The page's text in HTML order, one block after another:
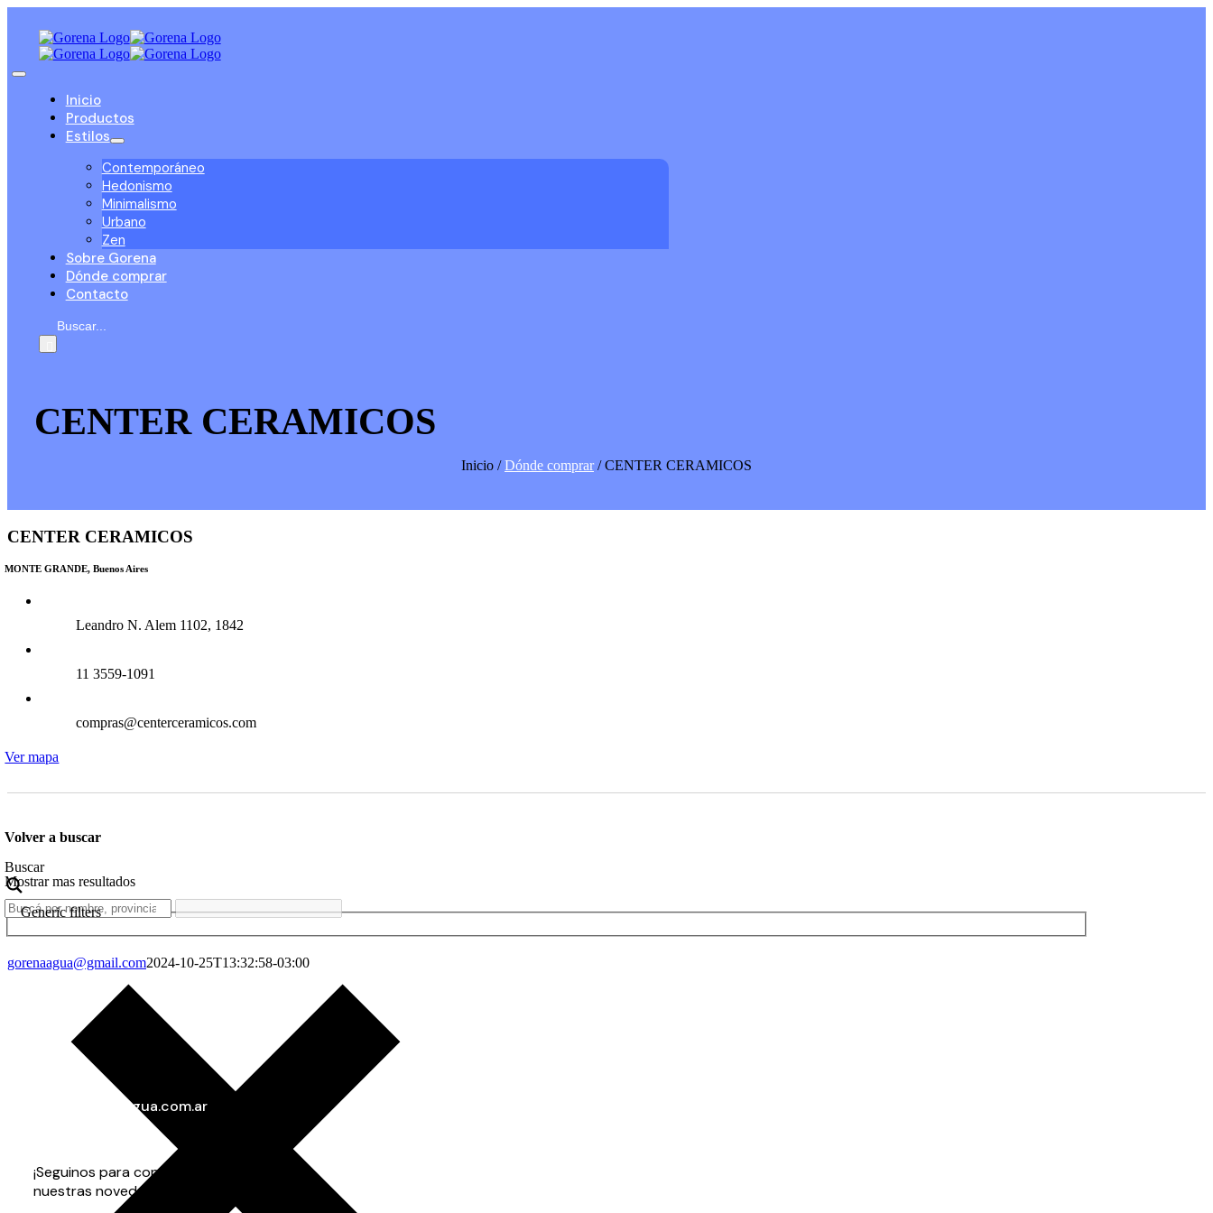
contenido
Toggle
NavigationInicio
Productos
Estilos
Contemporáneo
Hedonismo
Minimalismo
Urbano
Zen
Sobre Gorena
Dónde comprar
Contacto
Buscar:
CENTER CERAMICOS
Inicio /Dónde comprar/ CENTER CERAMICOS
CENTER CERAMICOS
MONTE GRANDE, Buenos Aires
Leandro N. Alem 1102, 1842
11 3559-1091
compras@centerceramicos.com
Ver mapa
Volver a buscar
Buscar
Mostrar mas resultados
Generic filters
gorenaagua@gmail.com2024-10-25T13:32:58-03:00
info@gorenaagua.com.ar
+54 11 4282-3535
+54 9 11 3703-7873
¡Seguinos para conocer todas
nuestras novedades!